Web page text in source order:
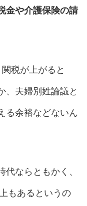
金や介護保険の請
税が上がると
、夫婦別姓論議と
る余裕などないん
代ならともかく、
もあるというの